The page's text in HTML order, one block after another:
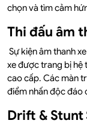
chọn và tìm cảm
Thi đấu âm
Sự kiện âm thanh
xe được trang bị hệ
cao cấp. Các màn
điểm nhấn độc đáo
Drift & Stunt